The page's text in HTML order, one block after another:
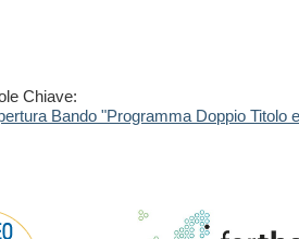
Chiave:
Bando "Programma Doppio Titolo